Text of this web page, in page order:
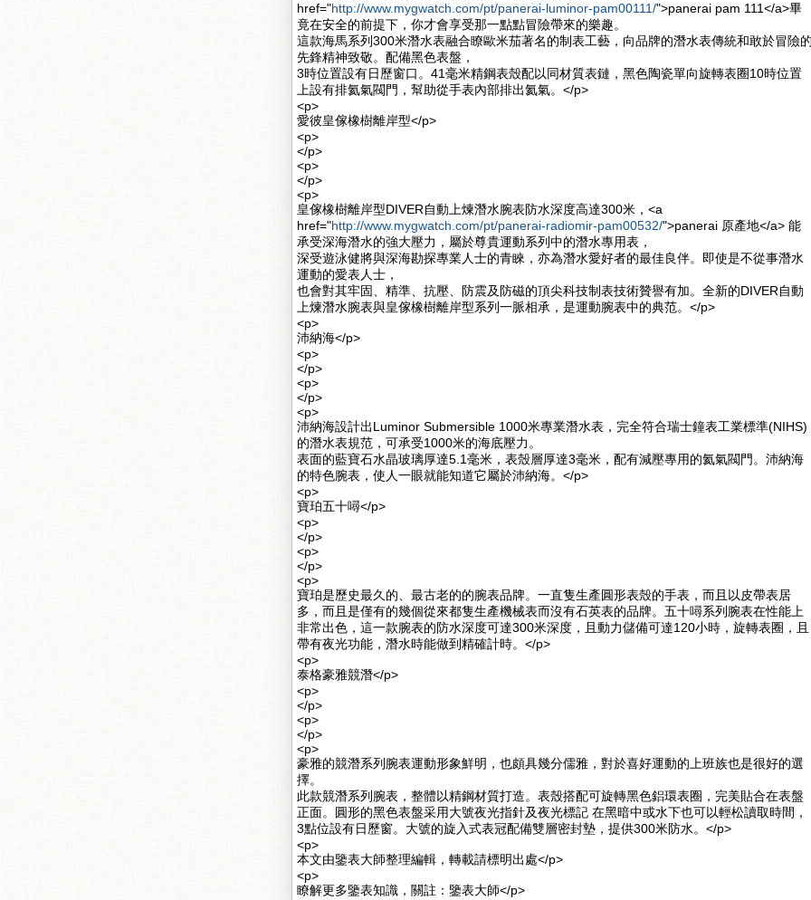
href="http://www.mygwatch.com/pt/panerai-luminor-pam00111/">panerai pam 111</a>畢
竟在安全的前提下，你才會享受那一點點冒險帶來的樂趣。
這款海馬系列300米潛水表融合瞭歐米茄著名的制表工藝，向品牌的潛水表傳統和敢於冒險
先鋒精神致敬。配備黑色表盤，
3時位置設有日歷窗口。41毫米精鋼表殼配以同材質表鏈，黑色陶瓷單向旋轉表圈10時位置
上設有排氦氣閥門，幫助從手表內部排出氦氣。</p>
<p>
愛彼皇傢橡樹離岸型</p>
<p>
</p>
<p>
</p>
<p>
皇傢橡樹離岸型DIVER自動上煉潛水腕表防水深度高達300米，<a
href="http://www.mygwatch.com/pt/panerai-radiomir-pam00532/">panerai 原產地</a> 能
承受深海潛水的強大壓力，屬於尊貴運動系列中的潛水專用表，
深受遊泳健將與深海勘探專業人士的青睞，亦為潛水愛好者的最佳良伴。即使是不從事潛水
運動的愛表人士，
也會對其牢固、精準、抗壓、防震及防磁的頂尖科技制表技術贊譽有加。全新的DIVER自動
上煉潛水腕表與皇傢橡樹離岸型系列一脈相承，是運動腕表中的典范。</p>
<p>
沛納海</p>
<p>
</p>
<p>
</p>
<p>
沛納海設計出Luminor Submersible 1000米專業潛水表，完全符合瑞士鐘表工業標準(NIHS)
的潛水表規范，可承受1000米的海底壓力。
表面的藍寶石水晶玻璃厚達5.1毫米，表殼層厚達3毫米，配有減壓專用的氦氣閥門。沛納海
的特色腕表，使人一眼就能知道它屬於沛納海。</p>
<p>
寶珀五十噚</p>
<p>
</p>
<p>
</p>
<p>
寶珀是歷史最久的、最古老的的腕表品牌。一直隻生產圓形表殼的手表，而且以皮帶表居
多，而且是僅有的幾個從來都隻生產機械表而沒有石英表的品牌。五十噚系列腕表在性能上
非常出色，這一款腕表的防水深度可達300米深度，且動力儲備可達120小時，旋轉表圈，且
帶有夜光功能，潛水時能做到精確計時。</p>
<p>
泰格豪雅競潛</p>
<p>
</p>
<p>
</p>
<p>
豪雅的競潛系列腕表運動形象鮮明，也頗具幾分儒雅，對於喜好運動的上班族也是很好的選
擇。
此款競潛系列腕表，整體以精鋼材質打造。表殼搭配可旋轉黑色鋁環表圈，完美貼合在表盤
正面。圓形的黑色表盤采用大號夜光指針及夜光標記 在黑暗中或水下也可以輕松讀取時間，
3點位設有日歷窗。大號的旋入式表冠配備雙層密封墊，提供300米防水。</p>
<p>
本文由鑒表大師整理編輯，轉載請標明出處</p>
<p>
瞭解更多鑒表知識，關註：鑒表大師</p>